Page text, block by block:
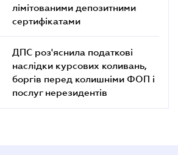
лімітованими депозитними
сертифікатами
ДПС роз'яснила податкові
наслідки курсових коливань,
боргів перед колишніми ФОП і
послуг нерезидентів